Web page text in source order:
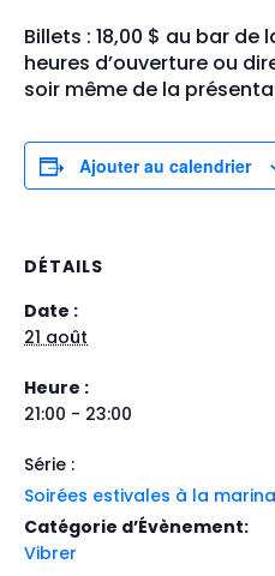
Billets : 18,00 $ au bar
heures d’ouverture ou
soir même de la
Ajouter au calendrier
DÉTAILS
Date :
21 août
Heure :
21:00 - 23:00
Série :
Soirées estivales à la
Catégorie d’Évènement:
Vibrer